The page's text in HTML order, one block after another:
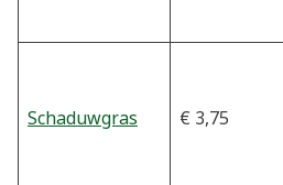
Schaduwgras € 3,75